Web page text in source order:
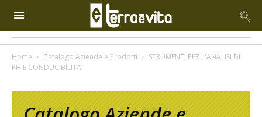
Home Catalogo Aziende e Prodotti
STRUMENTI PER L'ANALISI DI
PH E CONDUCIBILITA'